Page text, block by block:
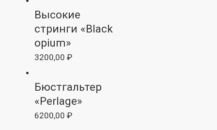
Высокие
стринги «Black
opium»
3200,00 ₽
Бюстгальтер
«Perlage»
6200,00 ₽